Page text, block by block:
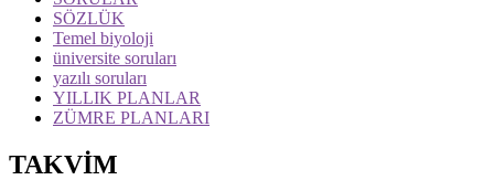
SÖZLÜK
Temel biyoloji
üniversite soruları
yazılı soruları
YILLIK PLANLAR
ZÜMRE PLANLARI
TAKVİM